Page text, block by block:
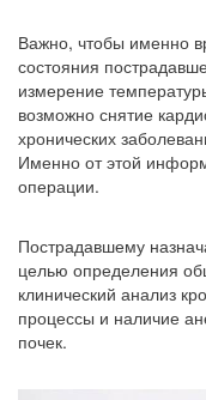
Важно, чтобы именно
состояния
измерение
возможно снятие
хронических
Именно от этой
операции.
Пострадавшему
целью определения
клинический анализ
процессы и наличие
почек.